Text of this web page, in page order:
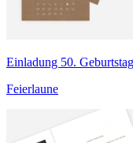
Einladung 50. Geburtstag
Feierlaune